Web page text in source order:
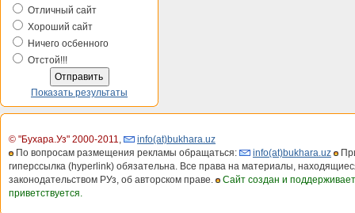
Отличный сайт
Хороший сайт
Ничего осбенного
Отстой!!!
Показать результаты
© "Бухара.Уз" 2000-2011,
info(at)bukhara.uz
По вопросам размещения рекламы обращаться:
info(at)bukhara.uz
гиперссылка (hyperlink) обязательна. Все права на материалы,
законодательством РУз, об авторском праве.
Сайт создан и
приветствуется.